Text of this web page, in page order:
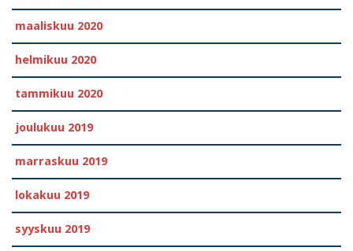
maaliskuu 2020
helmikuu 2020
tammikuu 2020
joulukuu 2019
marraskuu 2019
lokakuu 2019
syyskuu 2019